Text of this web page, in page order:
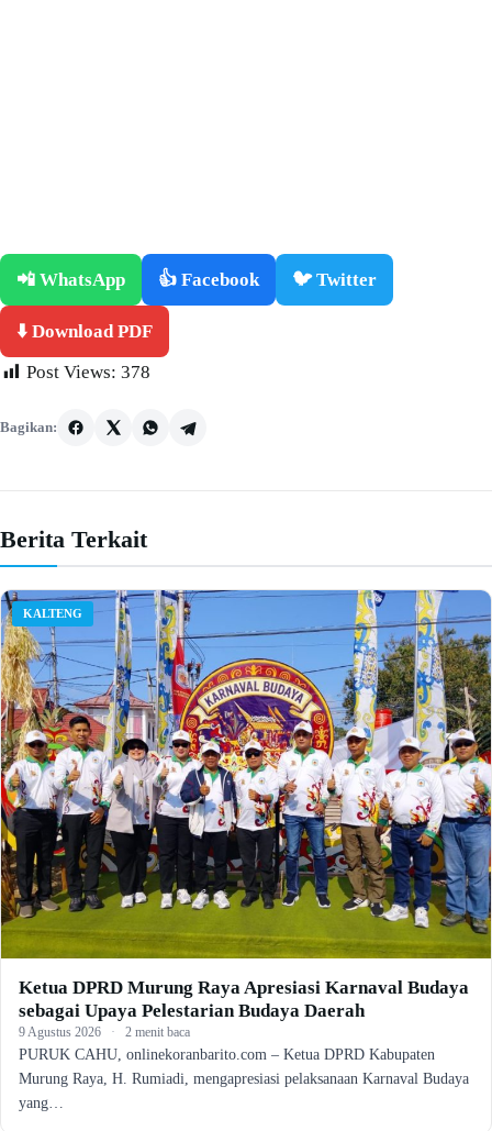
📲 WhatsApp 👍 Facebook 🐦 Twitter
⬇️ Download PDF
Post Views: 378
Bagikan:
Berita Terkait
KALTENG
Ketua DPRD Murung Raya Apresiasi Karnaval Budaya
sebagai Upaya Pelestarian Budaya Daerah
9 Agustus 2026 · 2 menit baca
PURUK CAHU, onlinekoranbarito.com – Ketua DPRD Kabupaten
Murung Raya, H. Rumiadi, mengapresiasi pelaksanaan Karnaval Budaya
yang…